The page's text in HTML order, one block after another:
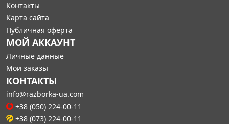
Контакты
Карта сайта
Публичная оферта
МОЙ АККАУНТ
Личные данные
Мои заказы
КОНТАКТЫ
info@razborka-ua.com
+38 (050) 224-00-11
+38 (073) 224-00-11